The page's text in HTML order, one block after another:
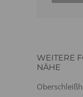
WEITERE
NÄHE